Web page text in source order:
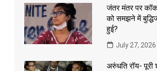
जंतर मंतर पर
को समझने में
हुई?
July 27, 2026
अरुंधति रॉय- पूरी